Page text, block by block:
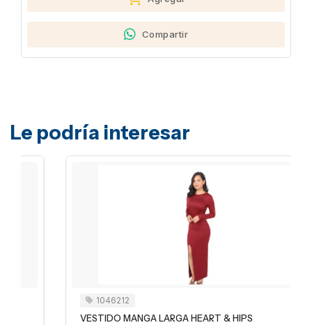
Compartir
Le podría interesar
1046212
VESTIDO MANGA LARGA HEART & HIPS